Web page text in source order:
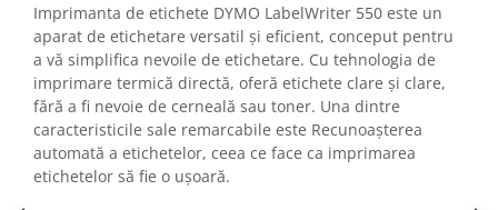
Purificatoare de aer
Fashion
Bijuterii
Ceasuri barbatesti
Ceasuri dama
Cutii, curele si accesorii ceasuri
Imprimanta de etichete DYMO LabelWriter 550 este un
aparat de etichetare versatil și eficient, conceput pentru
a vă simplifica nevoile de etichetare. Cu tehnologia de
imprimare termică directă, oferă etichete clare și clare,
fără a fi nevoie de cerneală sau toner. Una dintre
caracteristicile sale remarcabile este Recunoașterea
automată a etichetelor, ceea ce face ca imprimarea
etichetelor să fie o ușoară.